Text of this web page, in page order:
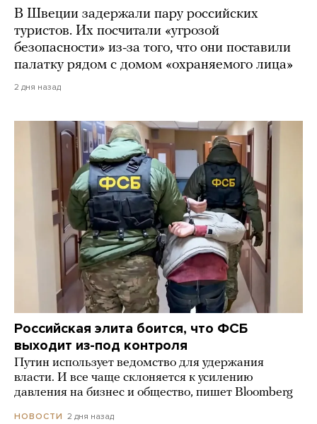
В Швеции задержали пару российских
туристов. Их посчитали «угрозой
безопасности» из-за того, что они поставили
палатку рядом с домом «охраняемого лица»
2 дня назад
Российская элита боится, что ФСБ
выходит из-под контроля
Путин использует ведомство для удержания
власти. И все чаще склоняется к усилению
давления на бизнес и общество, пишет Bloomberg
НОВОСТИ 2 дня назад